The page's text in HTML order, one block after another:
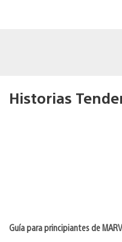
Historias
Guía para principiantes de